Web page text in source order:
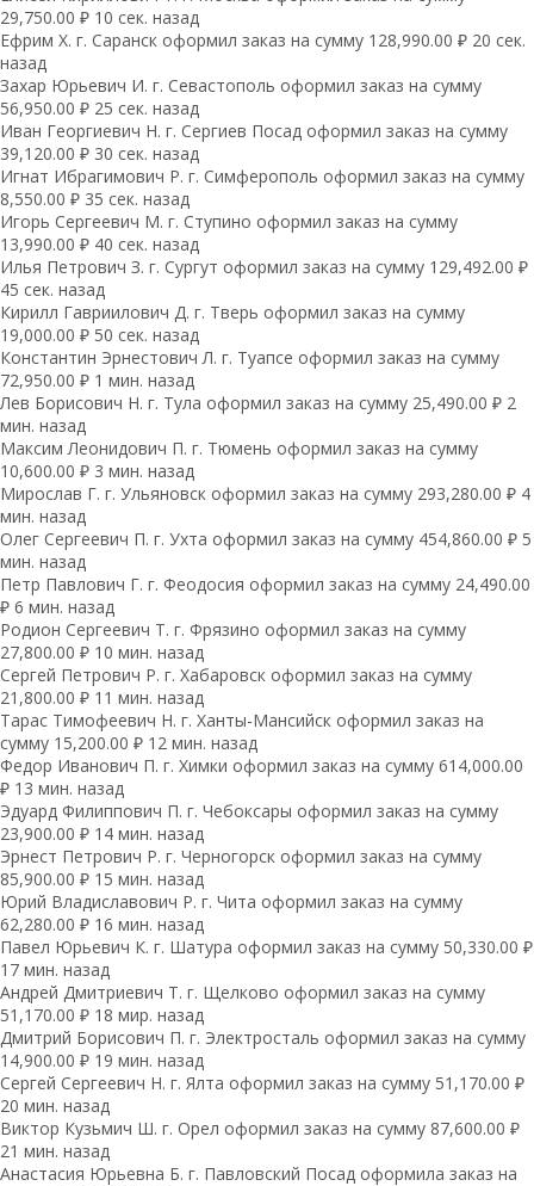
29,750.00 ₽ 10 сек. назад
Ефрим Х. г. Саранск оформил заказ на сумму 128,990.00 ₽ 20 сек.
назад
Захар Юрьевич И. г. Севастополь оформил заказ на сумму
56,950.00 ₽ 25 сек. назад
Иван Георгиевич Н. г. Сергиев Посад оформил заказ на сумму
39,120.00 ₽ 30 сек. назад
Игнат Ибрагимович Р. г. Симферополь оформил заказ на сумму
8,550.00 ₽ 35 сек. назад
Игорь Сергеевич М. г. Ступино оформил заказ на сумму
13,990.00 ₽ 40 сек. назад
Илья Петрович З. г. Сургут оформил заказ на сумму 129,492.00 ₽
45 сек. назад
Кирилл Гавриилович Д. г. Тверь оформил заказ на сумму
19,000.00 ₽ 50 сек. назад
Константин Эрнестович Л. г. Туапсе оформил заказ на сумму
72,950.00 ₽ 1 мин. назад
Лев Борисович Н. г. Тула оформил заказ на сумму 25,490.00 ₽ 2
мин. назад
Максим Леонидович П. г. Тюмень оформил заказ на сумму
10,600.00 ₽ 3 мин. назад
Мирослав Г. г. Ульяновск оформил заказ на сумму 293,280.00 ₽ 4
мин. назад
Олег Сергеевич П. г. Ухта оформил заказ на сумму 454,860.00 ₽ 5
мин. назад
Петр Павлович Г. г. Феодосия оформил заказ на сумму 24,490.00
₽ 6 мин. назад
Родион Сергеевич Т. г. Фрязино оформил заказ на сумму
27,800.00 ₽ 10 мин. назад
Сергей Петрович Р. г. Хабаровск оформил заказ на сумму
21,800.00 ₽ 11 мин. назад
Тарас Тимофеевич Н. г. Ханты-Мансийск оформил заказ на
сумму 15,200.00 ₽ 12 мин. назад
Федор Иванович П. г. Химки оформил заказ на сумму 614,000.00
₽ 13 мин. назад
Эдуард Филиппович П. г. Чебоксары оформил заказ на сумму
23,900.00 ₽ 14 мин. назад
Эрнест Петрович Р. г. Черногорск оформил заказ на сумму
85,900.00 ₽ 15 мин. назад
Юрий Владиславович Р. г. Чита оформил заказ на сумму
62,280.00 ₽ 16 мин. назад
Павел Юрьевич К. г. Шатура оформил заказ на сумму 50,330.00 ₽
17 мин. назад
Андрей Дмитриевич Т. г. Щелково оформил заказ на сумму
51,170.00 ₽ 18 мир. назад
Дмитрий Борисович П. г. Электросталь оформил заказ на сумму
14,900.00 ₽ 19 мин. назад
Сергей Сергеевич Н. г. Ялта оформил заказ на сумму 51,170.00 ₽
20 мин. назад
Виктор Кузьмич Ш. г. Орел оформил заказ на сумму 87,600.00 ₽
21 мин. назад
Анастасия Юрьевна Б. г. Павловский Посад оформила заказ на